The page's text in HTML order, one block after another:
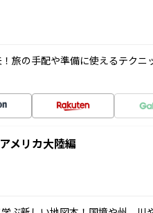
旅の手配や準備に使えるテクニ
リカ大陸編